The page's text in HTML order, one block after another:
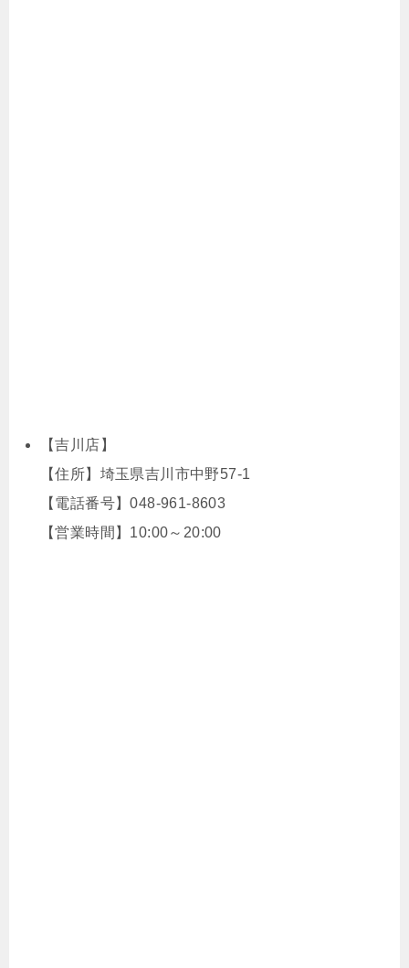
【吉川店】
【住所】埼玉県吉川市中野57-1
【電話番号】048-961-8603
【営業時間】10:00～20:00